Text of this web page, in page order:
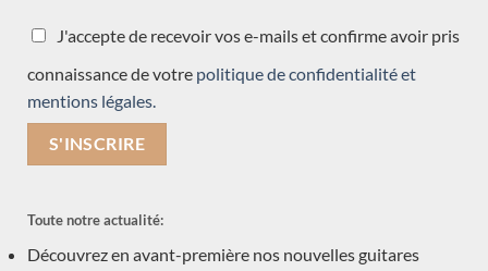
Toby Rzepka
Paulino Bernabé
Nils Schebesta
Martin Blackwell
Dominique Delarue
Daryl Perry
Kevin Muiderman
J'accepte de recevoir vos e-mails et confirme avoir pris
connaissance de votre politique de confidentialité et
mentions légales.
Toute notre actualité:
Découvrez en avant-première nos nouvelles guitares